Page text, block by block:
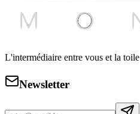
L'intermédiaire entre vous et la toile
Newsletter